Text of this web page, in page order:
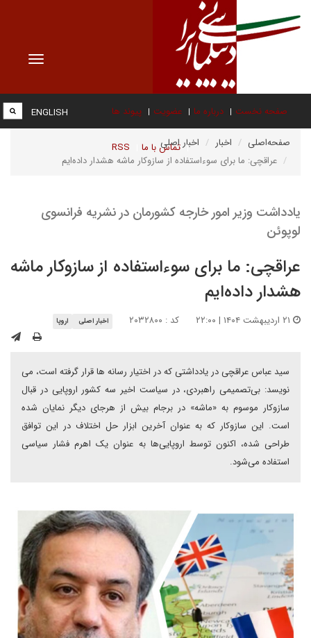
Toggle
صفحه نخست درباره ما عضویت پیوند ها
تماس با ما RSS
ENGLISH
صفحه‌اصلی اخبار
اخبار اصلی
عراقچی: ما برای سوءاستفاده از سازوکار ماشه هشدار داده‌ایم
یادداشت وزیر امور خارجه کشورمان در نشریه فرانسوی
لوپوئن
عراقچی: ما برای سوءاستفاده از سازوکار ماشه
هشدار داده‌ایم
کد : ۲۰۳۲۸۰۰ اخبار اصلی اروپا
سید عباس عراقچی در یادداشتی که در اختیار رسانه ها قرار گرفته است، می
نویسد: بی‌تصمیمی راهبردی، در سیاست اخیر سه کشور اروپایی در قبال
سازوکار موسوم به «ماشه» در برجام بیش از هرجای دیگر نمایان شده
است. این سازوکار که به عنوان آخرین ابزار حل اختلاف در این توافق
طراحی شده، اکنون توسط اروپایی‌ها به عنوان یک اهرم فشار سیاسی
استفاده می‌شود.